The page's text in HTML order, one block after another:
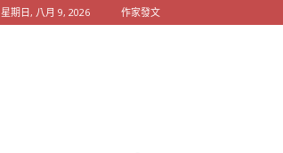
星期日, 八月 9, 2026 作家發文